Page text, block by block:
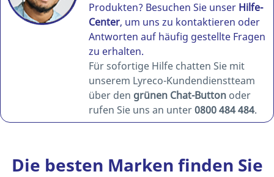
Produkten? Besuchen Sie unser Hilfe-
Center, um uns zu kontaktieren oder
Antworten auf häufig gestellte Fragen
zu erhalten.
Für sofortige Hilfe chatten Sie mit
unserem Lyreco-Kundendienstteam
über den grünen Chat-Button oder
rufen Sie uns an unter0800 484 484.
Die besten Marken finden Sie